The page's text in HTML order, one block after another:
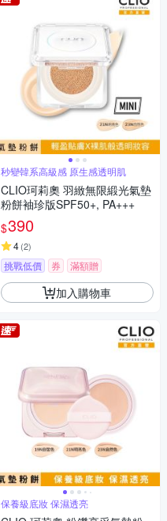
秒變韓系高級感 原生感透明肌
CLIO珂莉奧 羽緻無限緞光氣墊
粉餅袖珍版SPF50+, PA+++
$390
4(2)
挑戰低價 券 滿額贈
加入購物車
保養級底妝 保濕透亮